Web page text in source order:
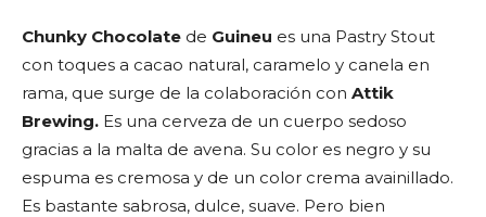
Chunky Chocolate de Guineu es una Pastry Stout
con toques a cacao natural, caramelo y canela en
rama, que surge de la colaboración con Attik
Brewing. Es una cerveza de un cuerpo sedoso
gracias a la malta de avena. Su color es negro y su
espuma es cremosa y de un color crema avainillado.
Es bastante sabrosa, dulce, suave. Pero bien